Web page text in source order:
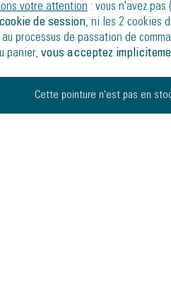
votre attention : vous n'avez pas
cookie de session, ni les 2 cookies
processus de passation de
panier, vous acceptez
Cette pointure n'est pas en